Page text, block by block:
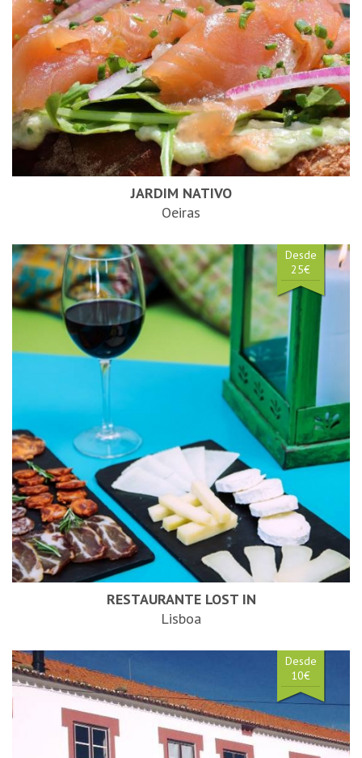
JARDIM NATIVO
Oeiras
Desde
25€
RESTAURANTE LOST IN
Lisboa
Desde
10€